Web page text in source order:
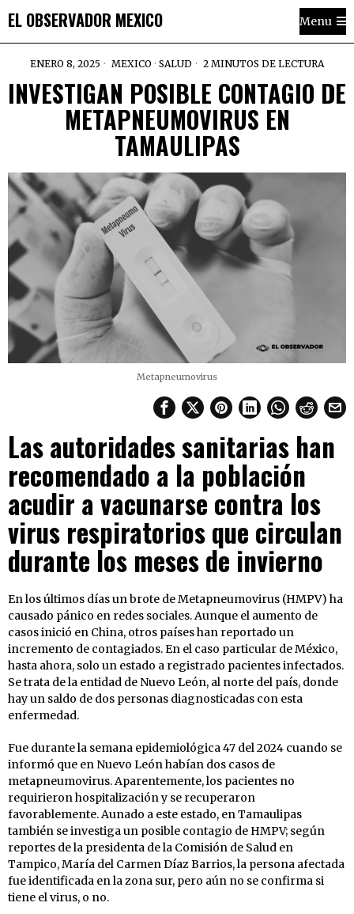
EL OBSERVADOR MEXICO Menu
ENERO 8, 2025 MEXICO · SALUD 2 MINUTOS DE LECTURA
INVESTIGAN POSIBLE CONTAGIO DE
METAPNEUMOVIRUS EN
TAMAULIPAS
Metapneumovirus
Las autoridades sanitarias han
recomendado a la población
acudir a vacunarse contra los
virus respiratorios que circulan
durante los meses de invierno
En los últimos días un brote de Metapneumovirus (HMPV) ha
causado pánico en redes sociales. Aunque el aumento de
casos inició en China, otros países han reportado un
incremento de contagiados. En el caso particular de México,
hasta ahora, solo un estado a registrado pacientes infectados.
Se trata de la entidad de Nuevo León, al norte del país, donde
hay un saldo de dos personas diagnosticadas con esta
enfermedad.
Fue durante la semana epidemiológica 47 del 2024 cuando se
informó que en Nuevo León habían dos casos de
metapneumovirus. Aparentemente, los pacientes no
requirieron hospitalización y se recuperaron
favorablemente. Aunado a este estado, en Tamaulipas
también se investiga un posible contagio de HMPV; según
reportes de la presidenta de la Comisión de Salud en
Tampico, María del Carmen Díaz Barrios, la persona afectada
fue identificada en la zona sur, pero aún no se confirma si
tiene el virus, o no.